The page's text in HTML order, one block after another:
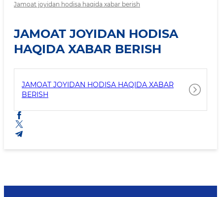
Jamoat joyidan hodisa haqida xabar berish
JAMOAT JOYIDAN HODISA
HAQIDA XABAR BERISH
JAMOAT JOYIDAN HODISA HAQIDA XABAR
BERISH